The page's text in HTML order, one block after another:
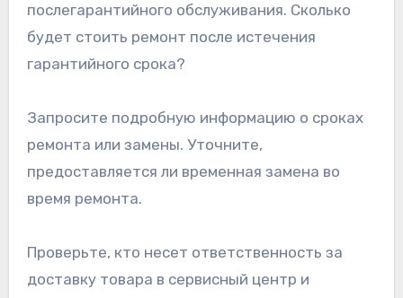
послегарантийного обслуживания. Сколько
будет стоить ремонт после истечения
гарантийного срока?
Запросите подробную информацию о сроках
ремонта или замены. Уточните,
предоставляется ли временная замена во
время ремонта.
Проверьте, кто несет ответственность за
доставку товара в сервисный центр и